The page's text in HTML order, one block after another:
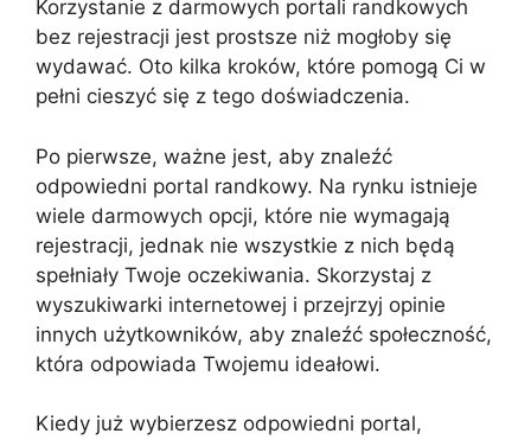
Korzystanie z darmowych portali randkowych
bez rejestracji jest prostsze niż mogłoby się
wydawać. Oto kilka kroków, które pomogą Ci w
pełni cieszyć się z tego doświadczenia.
Po pierwsze, ważne jest, aby znaleźć
odpowiedni portal randkowy. Na rynku istnieje
wiele darmowych opcji, które nie wymagają
rejestracji, jednak nie wszystkie z nich będą
spełniały Twoje oczekiwania. Skorzystaj z
wyszukiwarki internetowej i przejrzyj opinie
innych użytkowników, aby znaleźć społeczność,
która odpowiada Twojemu ideałowi.
Kiedy już wybierzesz odpowiedni portal,